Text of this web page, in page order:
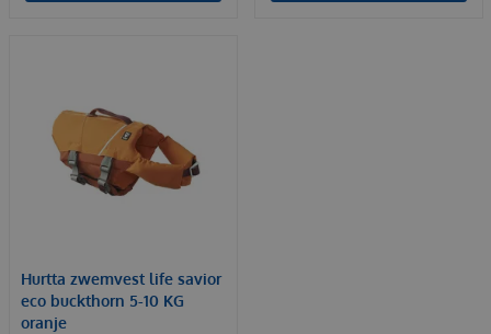
Hurtta zwemvest life savior
eco buckthorn 5-10 KG
oranje